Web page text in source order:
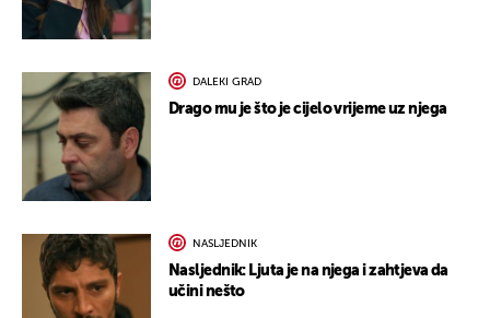
DALEKI GRAD
Drago mu je što je cijelo vrijeme uz njega
NASLJEDNIK
Nasljednik: Ljuta je na njega i zahtjeva da
učini nešto